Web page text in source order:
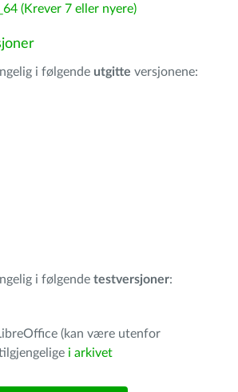
(Krever 7 eller nyere)
i følgende utgitte versjonene:
i følgende testversjoner:
(kan være utenfor
i arkivet